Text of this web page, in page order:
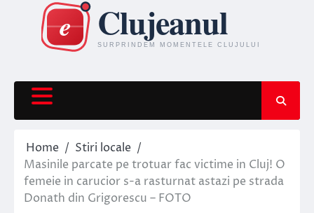
content
Home
Stiri locale
Masinile parcate pe trotuar fac victime in Cluj! O
femeie in carucior s-a rasturnat astazi pe strada
Donath din Grigorescu – FOTO